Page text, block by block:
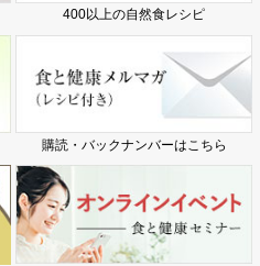
400以上の自然食レシピ
購読・バックナンバーはこちら